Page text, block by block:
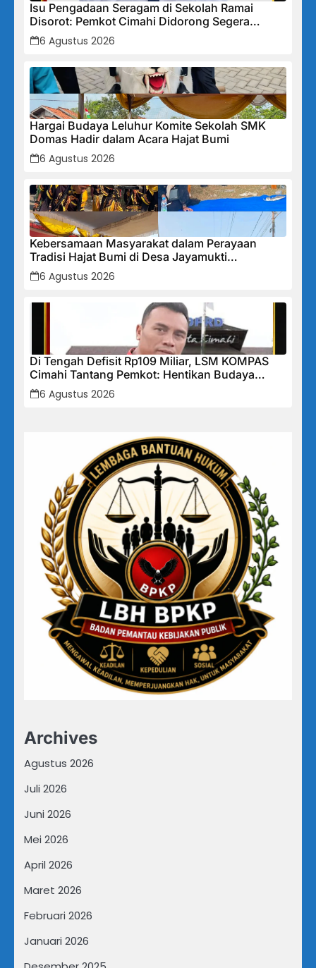
Isu Pengadaan Seragam di Sekolah Ramai
Disorot: Pemkot Cimahi Didorong Segera
Lakukan Pembinaan dan Perbaikan Sistem
Secara Menyeluruh
6 Agustus 2026
Hargai Budaya Leluhur Komite Sekolah SMK
Domas Hadir dalam Acara Hajat Bumi
6 Agustus 2026
Kebersamaan Masyarakat dalam Perayaan
Tradisi Hajat Bumi di Desa Jayamukti
Kecamatan Banyusari
6 Agustus 2026
Di Tengah Defisit Rp109 Miliar, LSM KOMPAS
Cimahi Tantang Pemkot: Hentikan Budaya
Tutup-Tutupan, Buka Data Keuangan Sekarang!
6 Agustus 2026
Archives
Agustus 2026
Juli 2026
Juni 2026
Mei 2026
April 2026
Maret 2026
Februari 2026
Januari 2026